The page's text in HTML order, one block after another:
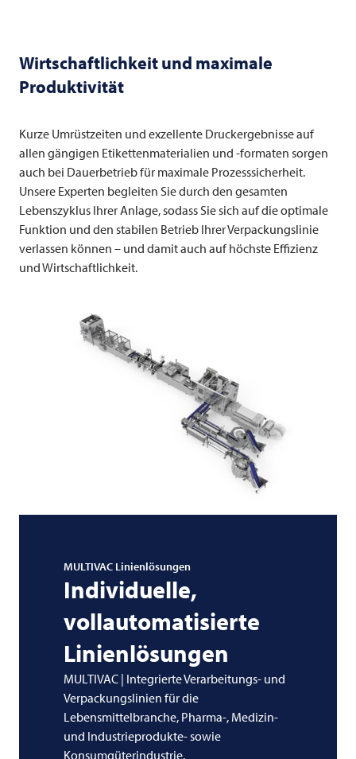
Wirtschaftlichkeit und maximale
Produktivität
Kurze Umrüstzeiten und exzellente Druckergebnisse auf
allen gängigen Etikettenmaterialien und -formaten sorgen
auch bei Dauerbetrieb für maximale Prozesssicherheit.
Unsere Experten begleiten Sie durch den gesamten
Lebenszyklus Ihrer Anlage, sodass Sie sich auf die optimale
Funktion und den stabilen Betrieb Ihrer Verpackungslinie
verlassen können – und damit auch auf höchste Effizienz
und Wirtschaftlichkeit.
MULTIVAC Linienlösungen
Individuelle,
vollautomatisierte
Linienlösungen
MULTIVAC | Integrierte Verarbeitungs- und
Verpackungslinien für die
Lebensmittelbranche, Pharma-, Medizin-
und Industrieprodukte- sowie
Konsumgüterindustrie.